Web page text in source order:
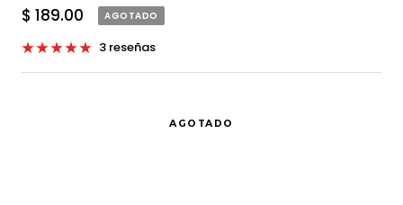
Precio
de
venta
$ 189.00 AGOTADO
3 reseñas
AGOTADO